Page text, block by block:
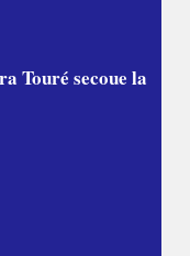
Touré secoue la